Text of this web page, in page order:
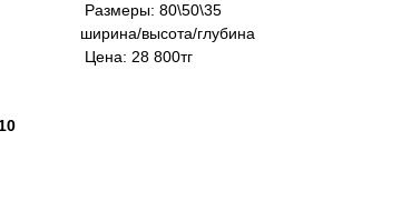
Размеры: 80\50\35
ширина/высота/глубина
28 800тг